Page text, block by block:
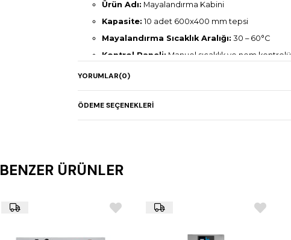
Ürün Adı: Mayalandırma Kabini
Kapasite: 10 adet 600x400 mm tepsi
Mayalandırma Sıcaklık Aralığı: 30 – 60°C
Kontrol Paneli: Manuel sıcaklık ve nem kontrolü
Nemlendirme:
Boyutlar (mm):850 x 1030 x 770
Güç:2,4 kW / 220 V 1N 50/60 Hz
Ağırlık:91 kg
YORUMLAR(0)
ÖDEME SEÇENEKLERI
BENZER ÜRÜNLER